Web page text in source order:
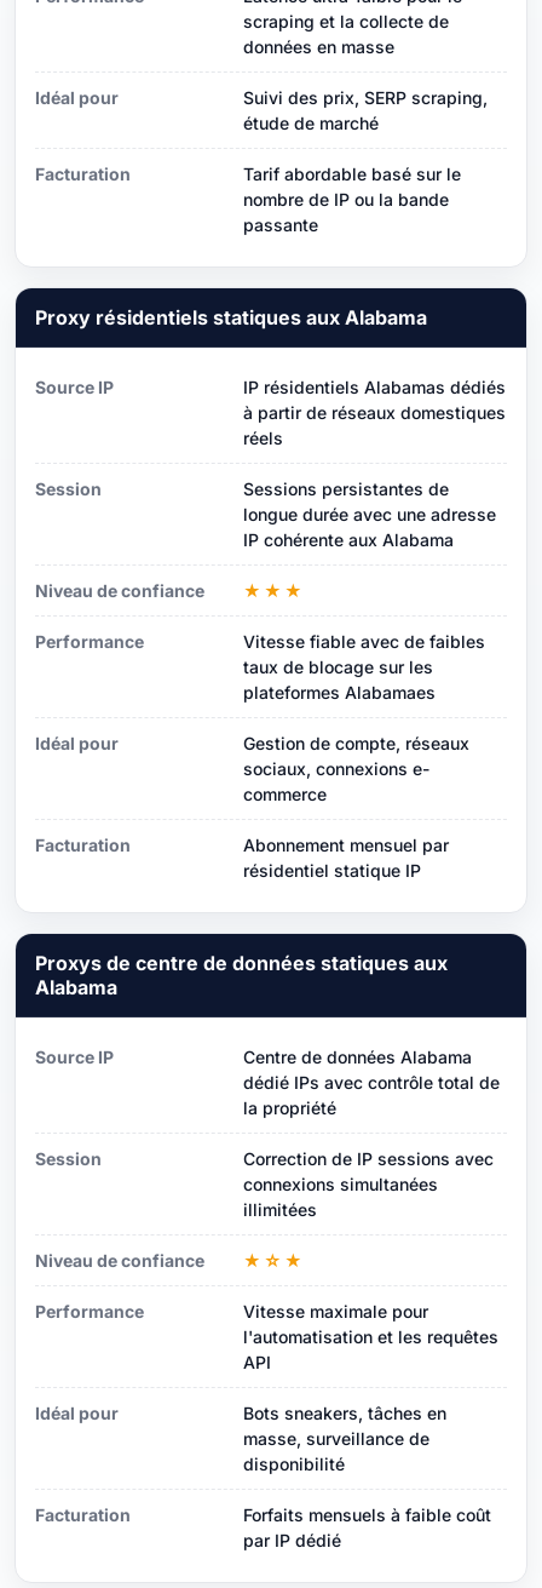
scraping et la collecte de
données en masse
Idéal pour
Suivi des prix, SERP scraping,
étude de marché
Facturation
Tarif abordable basé sur le
nombre de IP ou la bande
passante
Proxy résidentiels statiques aux Alabama
Source IP
IP résidentiels Alabamas dédiés
à partir de réseaux domestiques
réels
Session
Sessions persistantes de
longue durée avec une adresse
IP cohérente aux Alabama
Niveau de confiance ★★★
Performance
Vitesse fiable avec de faibles
taux de blocage sur les
plateformes Alabamaes
Idéal pour
Gestion de compte, réseaux
sociaux, connexions e-
commerce
Facturation
Abonnement mensuel par
résidentiel statique IP
Proxys de centre de données statiques aux
Alabama
Source IP
Centre de données Alabama
dédié IPs avec contrôle total de
la propriété
Session
Correction de IP sessions avec
connexions simultanées
illimitées
Niveau de confiance ★☆★
Performance
Vitesse maximale pour
l'automatisation et les requêtes
API
Idéal pour
Bots sneakers, tâches en
masse, surveillance de
disponibilité
Facturation
Forfaits mensuels à faible coût
par IP dédié